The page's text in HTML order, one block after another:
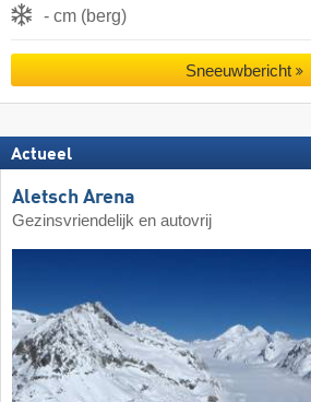
- cm (berg)
Sneeuwbericht
Actueel
Aletsch Arena
Gezinsvriendelijk en autovrij